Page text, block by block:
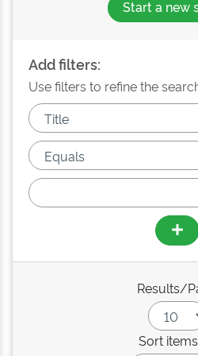
Start a new
Add filters:
Use filters to refine the
Results/
Sort